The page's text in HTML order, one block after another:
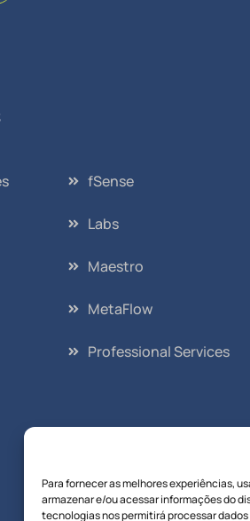
Para fornecer as melhores experiências,
armazenar e/ou acessar informações do
tecnologias nos permitirá processar
fSense
Labs
Maestro
MetaFlow
Professional Services